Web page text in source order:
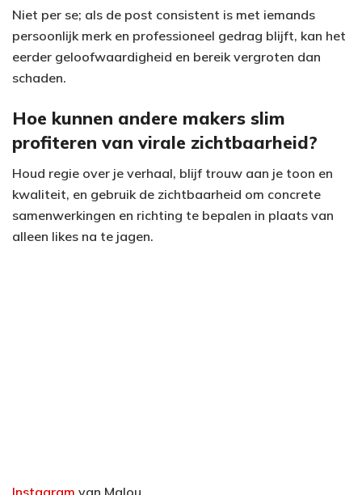
Niet per se; als de post consistent is met iemands
persoonlijk merk en professioneel gedrag blijft, kan het
eerder geloofwaardigheid en bereik vergroten dan
schaden.
Hoe kunnen andere makers slim
profiteren van virale zichtbaarheid?
Houd regie over je verhaal, blijf trouw aan je toon en
kwaliteit, en gebruik de zichtbaarheid om concrete
samenwerkingen en richting te bepalen in plaats van
alleen likes na te jagen.